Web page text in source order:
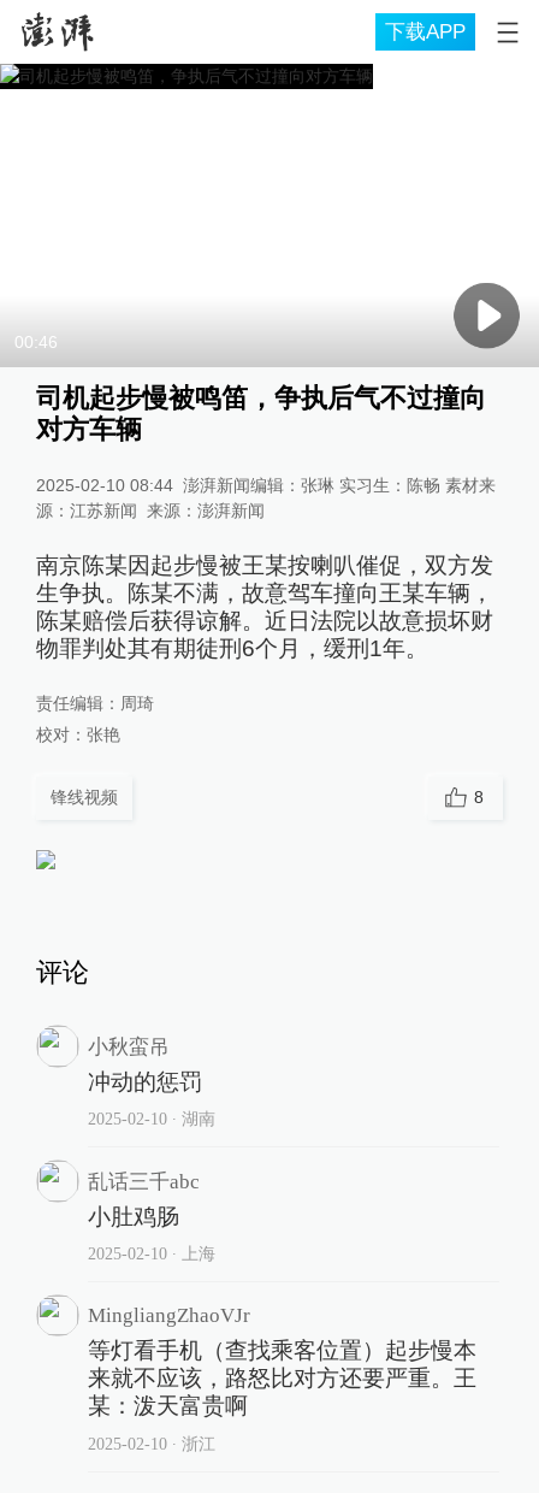
下载APP
00:46
司机起步慢被鸣笛，争执后气不过撞向
对方车辆
2025-02-10 08:44 澎湃新闻编辑：张琳 实习生：陈畅 素材来
源：江苏新闻 来源： 澎湃新闻
南京陈某因起步慢被王某按喇叭催促，双方发
生争执。陈某不满，故意驾车撞向王某车辆，
陈某赔偿后获得谅解。近日法院以故意损坏财
物罪判处其有期徒刑6个月，缓刑1年。
责任编辑： 周琦
校对： 张艳
锋线视频 8
评论
小秋蛮吊
冲动的惩罚
2025-02-10∙ 湖南
乱话三千abc
小肚鸡肠
2025-02-10∙ 上海
MingliangZhaoVJr
等灯看手机（查找乘客位置）起步慢本
来就不应该，路怒比对方还要严重。王
某：泼天富贵啊
2025-02-10∙ 浙江